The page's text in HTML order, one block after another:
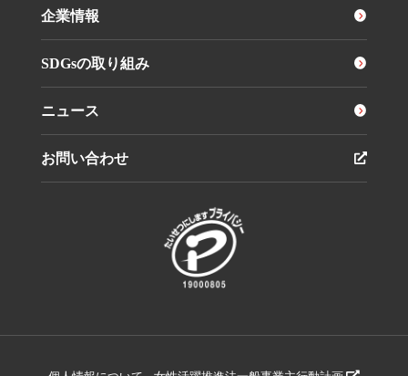
企業情報
SDGsの取り組み
ニュース
お問い合わせ